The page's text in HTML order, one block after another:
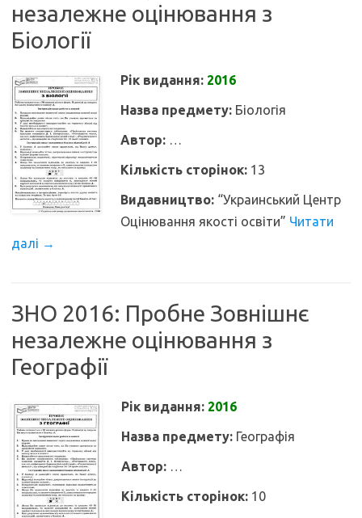
незалежне оцінювання з
Біології
Рік видання: 2016
Назва предмету: Біологія
Автор: …
Кількість сторінок: 13
Видавництво: “Украинський Центр
Оцінювання якості освіти” Читати
далі →
ЗНО 2016: Пробне Зовнішнє
незалежне оцінювання з
Географії
Рік видання: 2016
Назва предмету: Географія
Автор: …
Кількість сторінок: 10